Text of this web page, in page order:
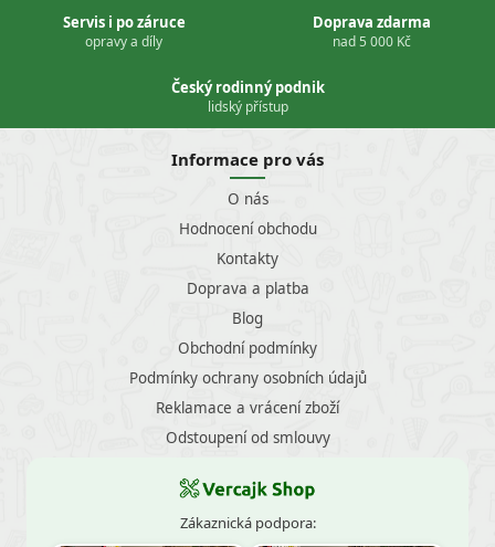
Servis i po záruce
opravy a díly
Doprava zdarma
nad 5 000 Kč
Český rodinný podnik
lidský přístup
Informace pro vás
O nás
Hodnocení obchodu
Kontakty
Doprava a platba
Blog
Obchodní podmínky
Podmínky ochrany osobních údajů
Reklamace a vrácení zboží
Odstoupení od smlouvy
Zákaznická podpora: